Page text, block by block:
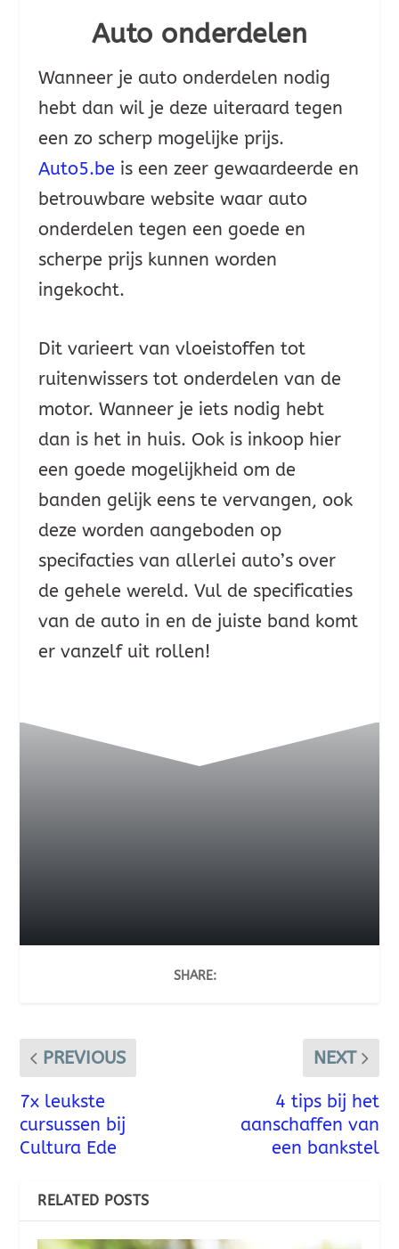
Auto onderdelen
Wanneer je auto onderdelen nodig
hebt dan wil je deze uiteraard tegen
een zo scherp mogelijke prijs.
Auto5.be is een zeer gewaardeerde en
betrouwbare website waar auto
onderdelen tegen een goede en
scherpe prijs kunnen worden
ingekocht.
Dit varieert van vloeistoffen tot
ruitenwissers tot onderdelen van de
motor. Wanneer je iets nodig hebt
dan is het in huis. Ook is inkoop hier
een goede mogelijkheid om de
banden gelijk eens te vervangen, ook
deze worden aangeboden op
specifacties van allerlei auto’s over
de gehele wereld. Vul de specificaties
van de auto in en de juiste band komt
er vanzelf uit rollen!
SHARE:
PREVIOUS
7x leukste
cursussen bij
Cultura Ede
NEXT
4 tips bij het
aanschaffen van
een bankstel
RELATED POSTS